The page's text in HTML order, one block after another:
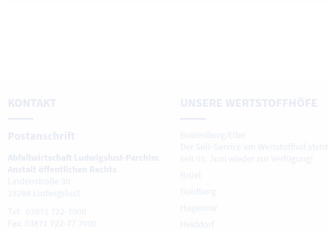
KONTAKT
Postanschrift
Abfallwirtschaft Ludwigslust-Parchim
Anstalt öffentlichen Rechts
Lindenstraße 30
19288 Ludwigslust
Tel: 03871 722-7000
Fax: 03871 722-77 7000
UNSERE WERTSTOFFHÖFE
Boizenburg/Elbe
Der Self-Service am Wertstoffhof steht
seit 01. Juni wieder zur Verfügung!
Brüel
Goldberg
Hagenow
Heiddorf